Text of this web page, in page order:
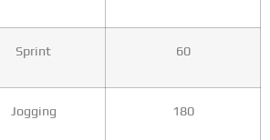
Sprint 60
Jogging 180